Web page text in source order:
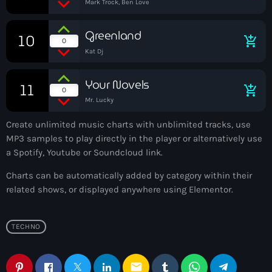
Mark Trock, Ben Love
10 0 Greenland
Kat Dj
add_shopping_cart
11 0 Your Novels
Mr. Lucky
add_shopping_cart
Create unlimited music charts with unblimited tracks, use
MP3 samples to play directly in the player or alternatively use
a Spotify, Youtube or Soundcloud link.
Charts can be automatically added by category within their
related shows, or displayed anywhere using Elementor.
TECHNO
email